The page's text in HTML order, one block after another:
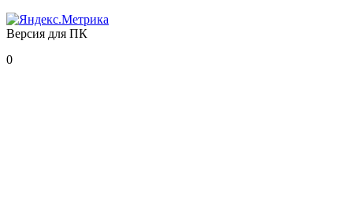
Версия для ПК
0